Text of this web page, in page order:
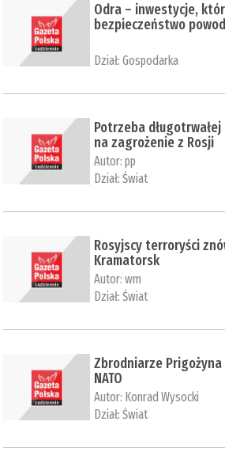
Odra – inwestycje,
bezpieczeństwo
Dział:Gospodarka
Potrzeba
na zagrożenie z Rosji
Autor:pp
Dział:Świat
Rosyjscy terroryści
Kramatorsk
Autor:wm
Dział:Świat
Zbrodniarze
NATO
Autor: Konrad Wysocki
Dział:Świat